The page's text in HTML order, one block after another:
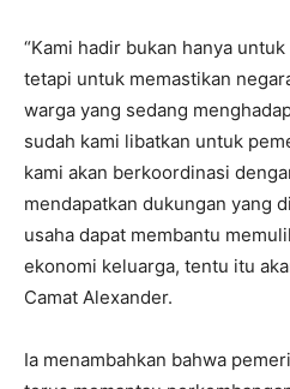
“Kami hadir bukan hanya
tetapi untuk memastikan
warga yang sedang
sudah kami libatkan untuk
kami akan berkoordinasi
mendapatkan dukungan yang
usaha dapat membantu
ekonomi keluarga, tentu itu
Camat Alexander.
Ia menambahkan bahwa